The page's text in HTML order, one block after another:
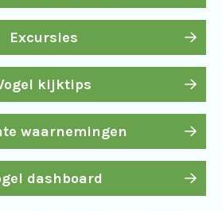
Excursies
kijktips
waarnemingen
dashboard